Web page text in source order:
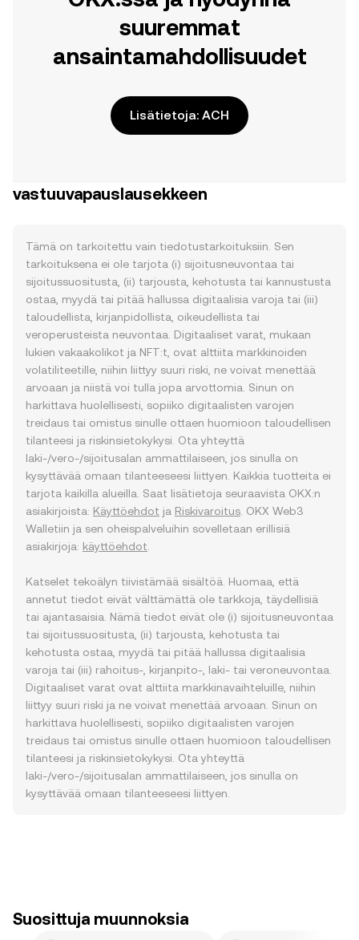
suuremmat
ansaintamahdollisuudet
Lisätietoja: ACH
vastuuvapauslausekkeen
Tämä on tarkoitettu vain tiedotustarkoituksiin. Sen
tarkoituksena ei ole tarjota (i) sijoitusneuvontaa tai
sijoitussuositusta, (ii) tarjousta, kehotusta tai kannustusta
ostaa, myydä tai pitää hallussa digitaalisia varoja tai (iii)
taloudellista, kirjanpidollista, oikeudellista tai
veroperusteista neuvontaa. Digitaaliset varat, mukaan
lukien vakaakolikot ja NFT:t, ovat alttiita markkinoiden
volatiliteetille, niihin liittyy suuri riski, ne voivat menettää
arvoaan ja niistä voi tulla jopa arvottomia. Sinun on
harkittava huolellisesti, sopiiko digitaalisten varojen
treidaus tai omistus sinulle ottaen huomioon taloudellisen
tilanteesi ja riskinsietokykysi. Ota yhteyttä
laki-/vero-/sijoitusalan ammattilaiseen, jos sinulla on
kysyttävää omaan tilanteeseesi liittyen. Kaikkia tuotteita ei
tarjota kaikilla alueilla. Saat lisätietoja seuraavista OKX:n
asiakirjoista: Käyttöehdot ja Riskivaroitus . OKX Web3
Walletiin ja sen oheispalveluihin sovelletaan erillisiä
asiakirjoja: käyttöehdot
Katselet tekoälyn tiivistämää sisältöä. Huomaa, että
annetut tiedot eivät välttämättä ole tarkkoja, täydellisiä
tai ajantasaisia. Nämä tiedot eivät ole (i) sijoitusneuvontaa
tai sijoitussuositusta, (ii) tarjousta, kehotusta tai
kehotusta ostaa, myydä tai pitää hallussa digitaalisia
varoja tai (iii) rahoitus-, kirjanpito-, laki- tai veroneuvontaa.
Digitaaliset varat ovat alttiita markkinavaihteluille, niihin
liittyy suuri riski ja ne voivat menettää arvoaan. Sinun on
harkittava huolellisesti, sopiiko digitaalisten varojen
treidaus tai omistus sinulle ottaen huomioon taloudellisen
tilanteesi ja riskinsietokykysi. Ota yhteyttä
laki-/vero-/sijoitusalan ammattilaiseen, jos sinulla on
kysyttävää omaan tilanteeseesi liittyen.
Suosittuja muunnoksia